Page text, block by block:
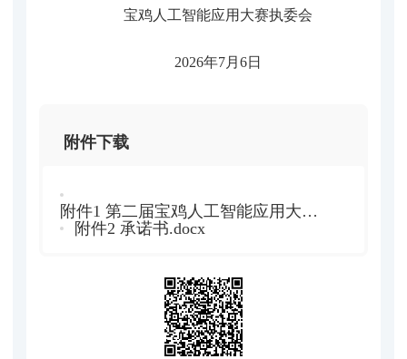
宝鸡人工智能应用大赛执委会
2026年7月6日
附件下载
附件1 第二届宝鸡人工智能应用大赛登记表.docx
附件2 承诺书.docx